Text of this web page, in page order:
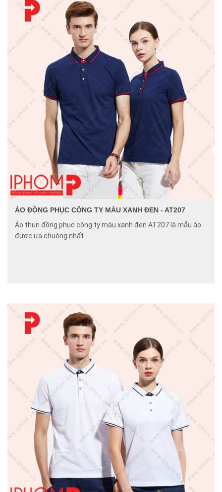
ÁO ĐỒNG PHỤC CÔNG TY MÀU XANH ĐEN - AT207
Áo thun đồng phục công ty màu xanh đen AT207 là mẫu áo
được ưa chuộng nhất